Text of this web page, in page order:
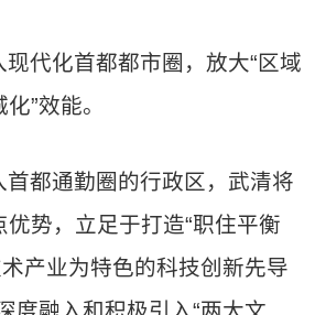
代化首都都市圈，放大“区域
”效能。
首都通勤圈的行政区，武清将
势，立足于打造“职住平衡
术产业为特色的科技创新先导